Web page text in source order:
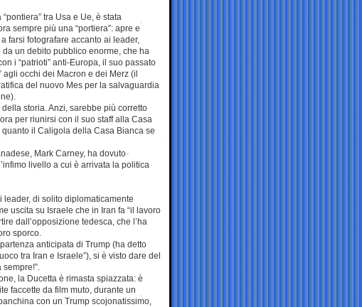
tra Usa e Ue, è stata
sempre più una “portiera”: apre e
farsi fotografare accanto ai leader,
un debito pubblico enorme, che ha
i “patrioti” anti-Europa, il suo passato
occhi dei Macron e dei Merz (il
del nuovo Mes per la salvaguardia
storia. Anzi, sarebbe più corretto
per riunirsi con il suo staff alla Casa
il Caligola della Casa Bianca se
Mark Carney, ha dovuto
livello a cui è arrivata la politica
di solito diplomaticamente
uscita su Israele che in Iran fa “il lavoro
dall’opposizione tedesca, che l’ha
sporco.
anticipata di Trump (ha detto
tra Iran e Israele”), si è visto dare del
la Ducetta è rimasta spiazzata: è
faccette da film muto, durante un
con un Trump scojonatissimo,